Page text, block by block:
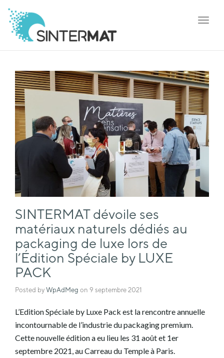
SINTERMAT dévoile ses
matériaux naturels dédiés au
packaging de luxe lors de
l’Édition Spéciale by LUXE
PACK
Posted by WpAdMeg on 9 septembre 2021
L’Edition Spéciale by Luxe Pack est la rencontre annuelle
incontournable de l’industrie du packaging premium.
Cette nouvelle édition a eu lieu les 31 août et 1er
septembre 2021, au Carreau du Temple à Paris.